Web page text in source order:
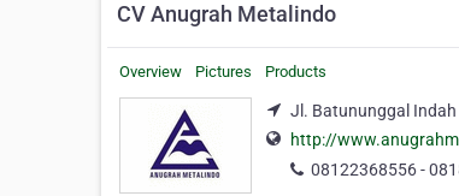
CV Anugrah Metalindo
Overview Pictures Products
Jl. Batununggal
http://
08122368556 -